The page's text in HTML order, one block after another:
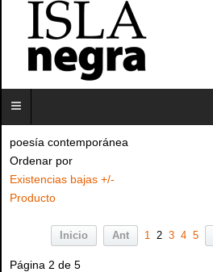
poesía contemporánea
Ordenar por
Existencias bajas +/-
Producto
Inicio Ant 1 2 3 4 5
Página 2 de 5